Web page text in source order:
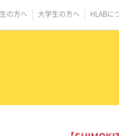
の方へ 大学生の方へ HLABに